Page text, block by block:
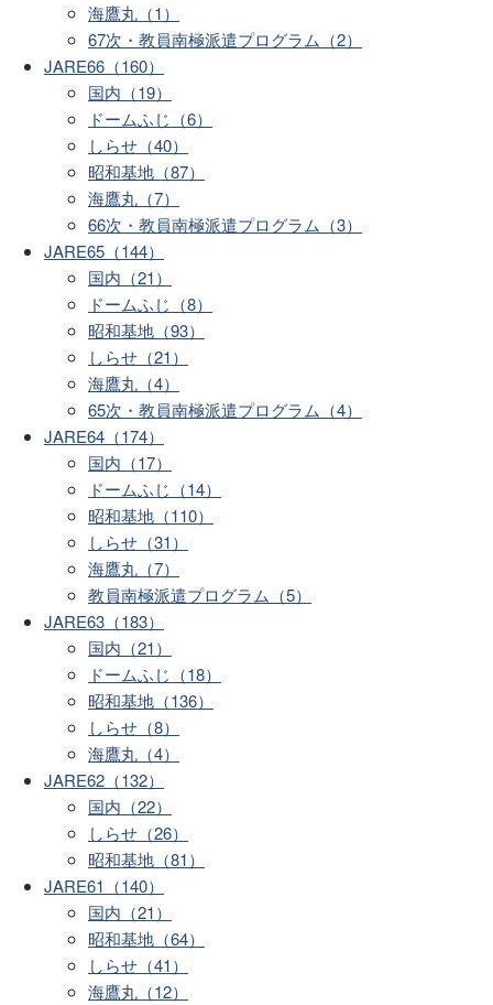
海鷹丸（1）
67次・教員南極派遣プログラム（2）
JARE66（160）
国内（19）
ドームふじ（6）
しらせ（40）
昭和基地（87）
海鷹丸（7）
66次・教員南極派遣プログラム（3）
JARE65（144）
国内（21）
ドームふじ（8）
昭和基地（93）
しらせ（21）
海鷹丸（4）
65次・教員南極派遣プログラム（4）
JARE64（174）
国内（17）
ドームふじ（14）
昭和基地（110）
しらせ（31）
海鷹丸（7）
教員南極派遣プログラム（5）
JARE63（183）
国内（21）
ドームふじ（18）
昭和基地（136）
しらせ（8）
海鷹丸（4）
JARE62（132）
国内（22）
しらせ（26）
昭和基地（81）
JARE61（140）
国内（21）
昭和基地（64）
しらせ（41）
海鷹丸（12）